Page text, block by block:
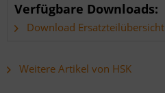
Verfügbare Downloads:
Download Ersatzteilübersicht
Weitere Artikel von HSK